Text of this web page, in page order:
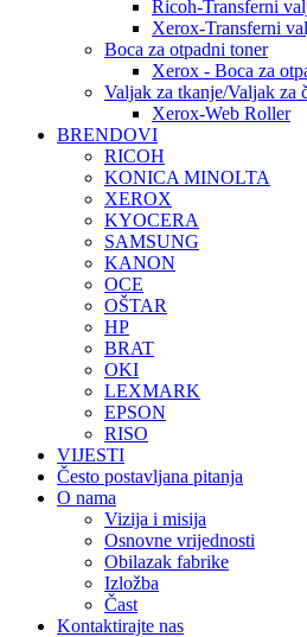
Ricoh-Transferni
Xerox-Transferni
Boca za otpadni toner
Xerox - Boca za
Valjak za tkanje/Valjak za
Xerox-Web Roller
BRENDOVI
RICOH
KONICA MINOLTA
XEROX
KYOCERA
SAMSUNG
KANON
OCE
OŠTAR
HP
BRAT
OKI
LEXMARK
EPSON
RISO
VIJESTI
Često postavljana pitanja
O nama
Vizija i misija
Osnovne vrijednosti
Obilazak fabrike
Izložba
Čast
Kontaktirajte nas